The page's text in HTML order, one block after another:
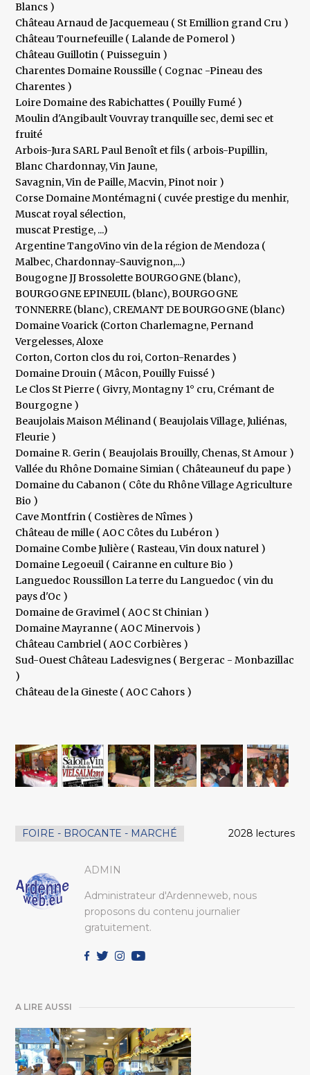
Blancs )
Château Arnaud de Jacquemeau ( St Emillion grand Cru )
Château Tournefeuille ( Lalande de Pomerol )
Château Guillotin ( Puisseguin )
Charentes Domaine Roussille ( Cognac -Pineau des
Charentes )
Loire Domaine des Rabichattes ( Pouilly Fumé )
Moulin d'Angibault Vouvray tranquille sec, demi sec et
fruité
Arbois-Jura SARL Paul Benoît et fils ( arbois-Pupillin,
Blanc Chardonnay, Vin Jaune,
Savagnin, Vin de Paille, Macvin, Pinot noir )
Corse Domaine Montémagni ( cuvée prestige du menhir,
Muscat royal sélection,
muscat Prestige, ...)
Argentine TangoVino vin de la région de Mendoza (
Malbec, Chardonnay-Sauvignon,...)
Bougogne JJ Brossolette BOURGOGNE (blanc),
BOURGOGNE EPINEUIL (blanc), BOURGOGNE
TONNERRE (blanc), CREMANT DE BOURGOGNE (blanc)
Domaine Voarick (Corton Charlemagne, Pernand
Vergelesses, Aloxe
Corton, Corton clos du roi, Corton-Renardes )
Domaine Drouin ( Mâcon, Pouilly Fuissé )
Le Clos St Pierre ( Givry, Montagny 1° cru, Crémant de
Bourgogne )
Beaujolais Maison Mélinand ( Beaujolais Village, Juliénas,
Fleurie )
Domaine R. Gerin ( Beaujolais Brouilly, Chenas, St Amour )
Vallée du Rhône Domaine Simian ( Châteauneuf du pape )
Domaine du Cabanon ( Côte du Rhône Village Agriculture
Bio )
Cave Montfrin ( Costières de Nîmes )
Château de mille ( AOC Côtes du Lubéron )
Domaine Combe Julière ( Rasteau, Vin doux naturel )
Domaine Legoeuil ( Cairanne en culture Bio )
Languedoc Roussillon La terre du Languedoc ( vin du
pays d'Oc )
Domaine de Gravimel ( AOC St Chinian )
Domaine Mayranne ( AOC Minervois )
Château Cambriel ( AOC Corbières )
Sud-Ouest Château Ladesvignes ( Bergerac - Monbazillac
)
Château de la Gineste ( AOC Cahors )
FOIRE - BROCANTE - MARCHÉ 2028 lectures
ADMIN
Administrateur d'Ardenneweb, nous
proposons du contenu journalier
gratuitement.
A LIRE AUSSI